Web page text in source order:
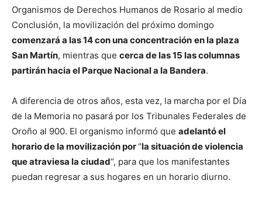
Organismos de Derechos Humanos de Rosario al medio
Conclusión, la movilización del próximo domingo
comenzará a las 14 con una concentración en la plaza
San Martín, mientras que cerca de las 15 las columnas
partirán hacia el Parque Nacional a la Bandera.
A diferencia de otros años, esta vez, la marcha por el Día
de la Memoria no pasará por los Tribunales Federales de
Oroño al 900. El organismo informó que adelantó el
horario de la movilización por“la situación de violencia
que atraviesa la ciudad“, para que los manifestantes
puedan regresar a sus hogares en un horario diurno.